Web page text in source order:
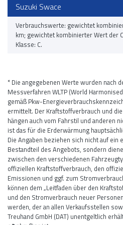
Suzuki Swace
Verbrauchswerte: gewichtet
km; gewichtet kombinierter Wert der
Klasse: C.
* Die angegebenen Werte wurden nach
Messverfahren WLTP (World
gemäß Pkw-
ermittelt. Der Kraftstoffverbrauch und die
hängen auch vom Fahrstil und anderen
ist das für die Erderwärmung
Die Angaben beziehen sich nicht auf
Bestandteil des Angebots, sondern
zwischen den verschiedenen
offiziellen Kraftstoffverbrauch, den
Emissionen und ggf. zum
können dem „Leitfaden über den
und den Stromverbrauch neuer
werden, der an allen Verkaufsstellen
Treuhand GmbH (DAT) unentgeltlich